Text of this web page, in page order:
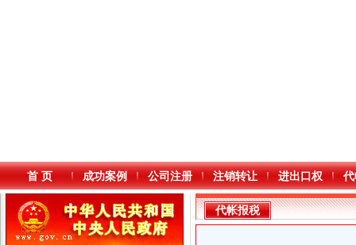
首 页 成功案例 公司注册 注销转让 进出口权
代帐报税